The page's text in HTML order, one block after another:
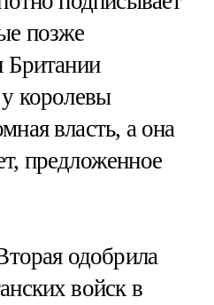
позже
Британии
королевы
власть, а она
предложенное
одобрила
войск в